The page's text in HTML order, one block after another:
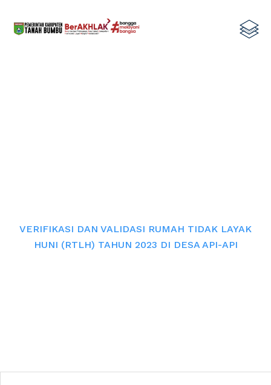
VERIFIKASI DAN VALIDASI RUMAH TIDAK LAYAK
HUNI (RTLH) TAHUN 2023 DI DESA API-API